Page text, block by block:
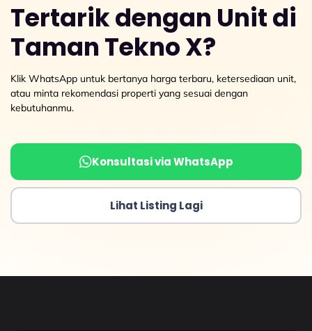
Tertarik dengan Unit di
Taman Tekno X?
Klik WhatsApp untuk bertanya harga terbaru, ketersediaan unit,
atau minta rekomendasi properti yang sesuai dengan
kebutuhanmu.
Konsultasi via WhatsApp
Lihat Listing Lagi